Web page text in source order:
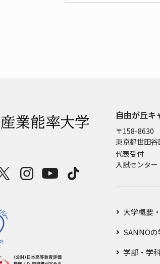
自由が丘キ
〒158-8630
東京都世田
代表受付
入試センター
大学概要
SANNO
学部・学科